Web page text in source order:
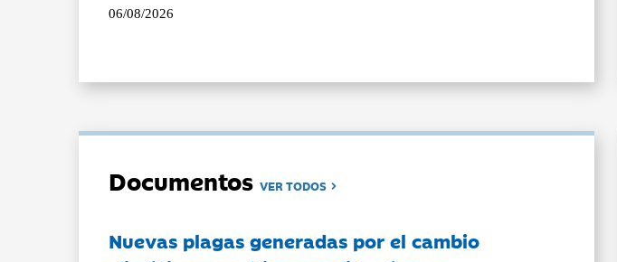
06/08/2026
DocumentosVER TODOS
Nuevas plagas generadas por el cambio